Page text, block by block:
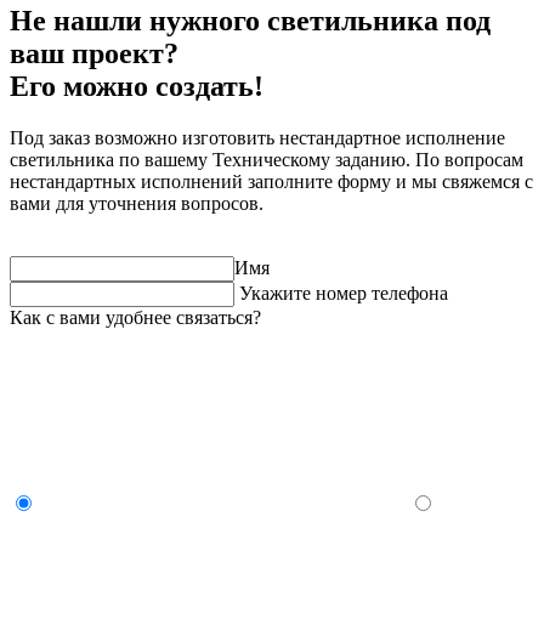
Не нашли нужного светильника под
ваш проект?
Его можно создать!
Под заказ возможно изготовить нестандартное исполнение
светильника по вашему Техническому заданию. По вопросам
нестандартных исполнений заполните форму и мы свяжемся с
вами для уточнения вопросов.
Имя
Укажите номер телефона
Как с вами удобнее связаться?